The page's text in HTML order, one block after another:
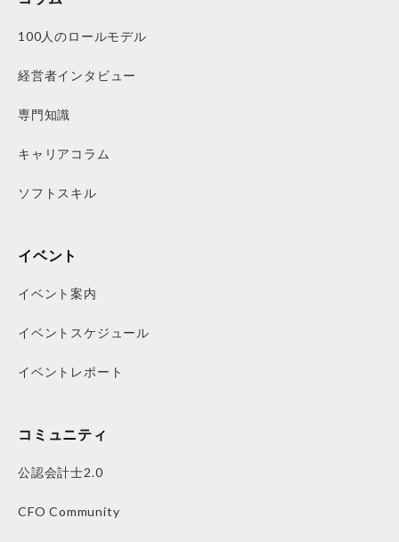
100人のロールモデル
経営者インタビュー
専門知識
キャリアコラム
ソフトスキル
イベント
イベント案内
イベントスケジュール
イベントレポート
コミュニティ
公認会計士2.0
CFO Community